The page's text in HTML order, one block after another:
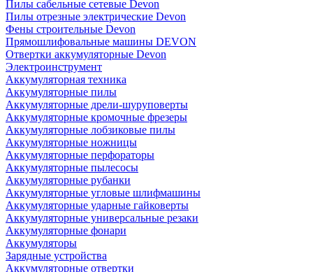
Пилы сабельные сетевые Devon
Пилы отрезные электрические Devon
Фены строительные Devon
Прямошлифовальные машины DEVON
Отвертки аккумуляторные Devon
Электроинструмент
Аккумуляторная техника
Аккумуляторные пилы
Аккумуляторные дрели-шуруповерты
Аккумуляторные кромочные фрезеры
Аккумуляторные лобзиковые пилы
Аккумуляторные ножницы
Аккумуляторные перфораторы
Аккумуляторные пылесосы
Аккумуляторные рубанки
Аккумуляторные угловые шлифмашины
Аккумуляторные ударные гайковерты
Аккумуляторные универсальные резаки
Аккумуляторные фонари
Аккумуляторы
Зарядные устройства
Аккумуляторные отвертки